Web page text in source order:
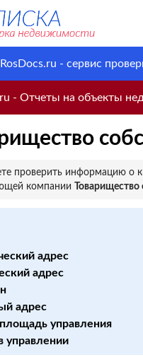
RosDocs.ru - сервис
- Отчеты на объекты
проверить информацию о
компании
адрес
адрес
адрес
управления
управлении